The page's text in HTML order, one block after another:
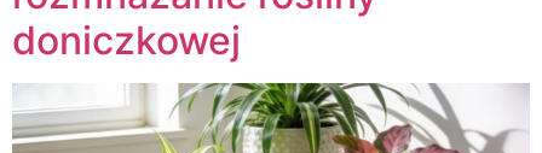
doniczkowej